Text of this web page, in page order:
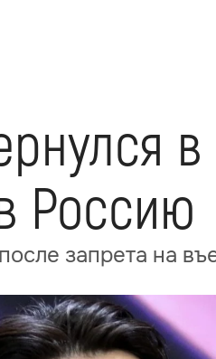
Россию
запрета на